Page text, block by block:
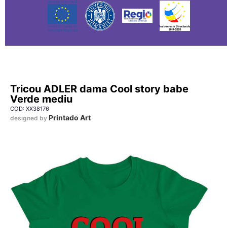
Tricou ADLER dama Cool story babe
Verde mediu
COD: XX38176
designed by Printado Art